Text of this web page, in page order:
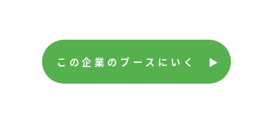
この企業のブースにいく ▶︎